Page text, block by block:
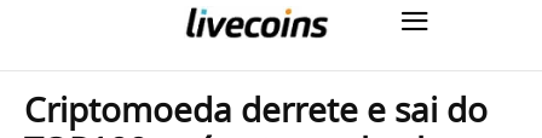
Criptomoeda derrete e sai do